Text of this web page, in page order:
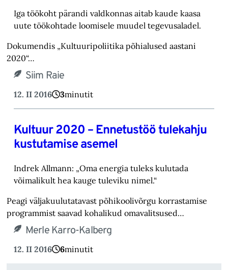
Iga töökoht pärandi valdkonnas aitab kaude kaasa
uute töökohtade loomisele muudel tegevusaladel.
Dokumendis „Kultuuripoliitika põhialused aastani
2020“…
Siim Raie
12. II 2016 3minutit
Kultuur 2020 – Ennetustöö tulekahju
kustutamise asemel
Indrek Allmann: „Oma energia tuleks kulutada
võimalikult hea kauge tuleviku nimel.“
Peagi väljakuulutatavast põhikoolivõrgu korrastamise
programmist saavad kohalikud omavalitsused…
Merle Karro-Kalberg
12. II 2016 6minutit